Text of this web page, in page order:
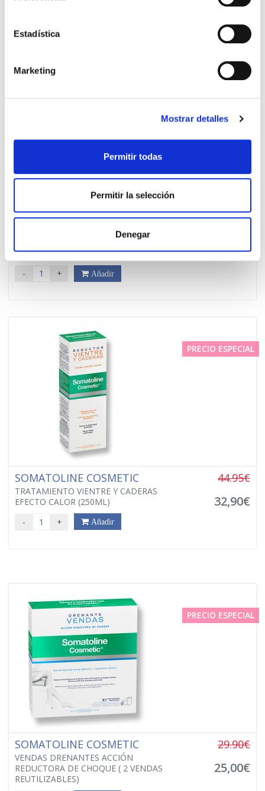
Estadística
Marketing
Mostrar detalles
Permitir todas
Permitir la selección
Denegar
AVÍSAME SI HAY STOCK
PRECIO ESPECIAL
SOMATOLINE COSMETIC
CRYOSPRAY
33,95€
- + Añadir
PRECIO ESPECIAL
SOMATOLINE COSMETIC
TRATAMIENTO VIENTRE Y CADERAS
EFECTO CALOR (250ML)
44.95€
32,90€
- + Añadir
PRECIO ESPECIAL
SOMATOLINE COSMETIC
VENDAS DRENANTES ACCIÓN
REDUCTORA DE CHOQUE ( 2 VENDAS
REUTILIZABLES)
29.90€
25,00€